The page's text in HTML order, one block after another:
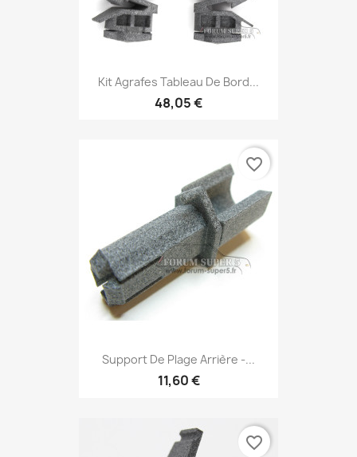
Kit Agrafes Tableau De Bord...
48,05 €
Support De Plage Arrière -...
11,60 €
favorite_border
favorite_border